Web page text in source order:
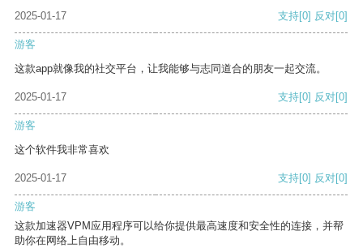
2025-01-17 支持[0] 反对[0]
游客
这款app就像我的社交平台，让我能够与志同道合的朋友一起交流。
2025-01-17 支持[0] 反对[0]
游客
这个软件我非常喜欢
2025-01-17 支持[0] 反对[0]
游客
这款加速器VPM应用程序可以给你提供最高速度和安全性的连接，并帮
助你在网络上自由移动。